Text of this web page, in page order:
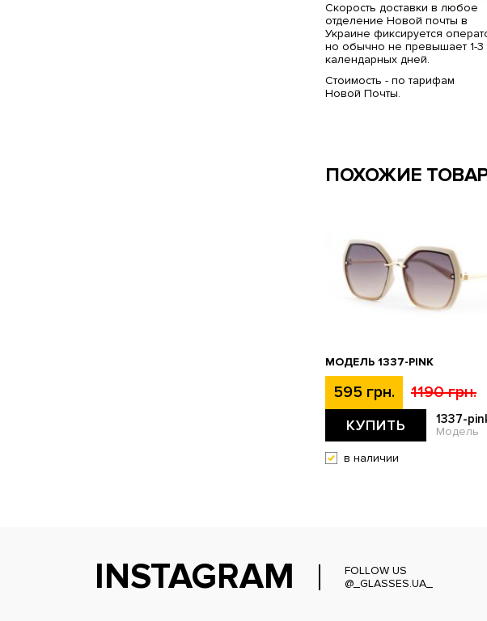
Скорость доставки в любое
отделение Новой почты в
Украине фиксируется
но обычно не превышает 1-3
календарных дней.
Стоимость - по тарифам
Новой Почты.
ПОХОЖИЕ
МОДЕЛЬ 1337-PINK
595 грн. 1190 грн.
КУПИТЬ 1337-
Модель
в наличии
INSTAGRAM
FOLLOW US
@_GLASSES.UA_